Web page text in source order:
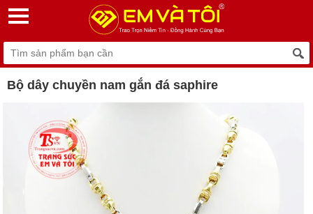
Bộ dây chuyền nam gắn đá saphire